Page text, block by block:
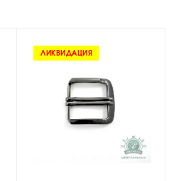
ЛИКВИДАЦИЯ